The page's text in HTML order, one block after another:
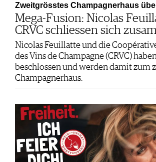
Zweitgrösstes Champagnerhaus
Mega-Fusion: Nicolas
CRVC schliessen sich
Nicolas Feuillatte und die
des Vins de Champagne (CRVC)
beschlossen und werden damit zum
Champagnerhaus.